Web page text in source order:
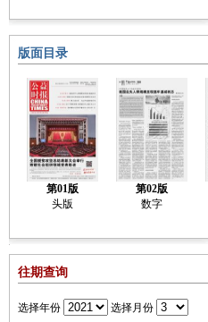
版面目录
第01版
头版
第02版
数字
往期查询
选择年份 选择月份